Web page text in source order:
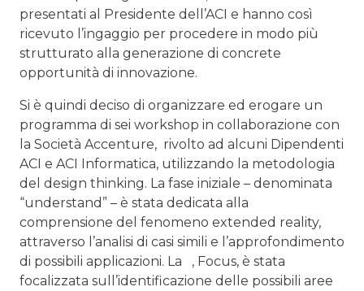
presentati al Presidente dell’ACI e hanno così
ricevuto l’ingaggio per procedere in modo più
strutturato alla generazione di concrete
opportunità di innovazione.
Si è quindi deciso di organizzare ed erogare un
programma di sei workshop in collaborazione con
la Società Accenture, rivolto ad alcuni Dipendenti
ACI e ACI Informatica, utilizzando la metodologia
del design thinking. La fase iniziale – denominata
“understand” – è stata dedicata alla
comprensione del fenomeno extended reality,
attraverso l’analisi di casi simili e l’approfondimento
di possibili applicazioni. La , Focus, è stata
focalizzata sull’identificazione delle possibili aree